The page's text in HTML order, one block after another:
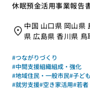
休眠預金活用事業報告
ろしまNPOセンター（
県休眠預金等活用コン
中国 山口県 岡山県
県 広島県 香川県 鳥
#つながりづくり
#中間支援組織組成・強化
#地域住民・一般市民#子ども
#就労支援#空き家活用#若者